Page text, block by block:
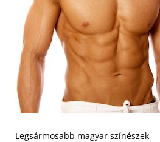
Legsármosabb magyar színészek